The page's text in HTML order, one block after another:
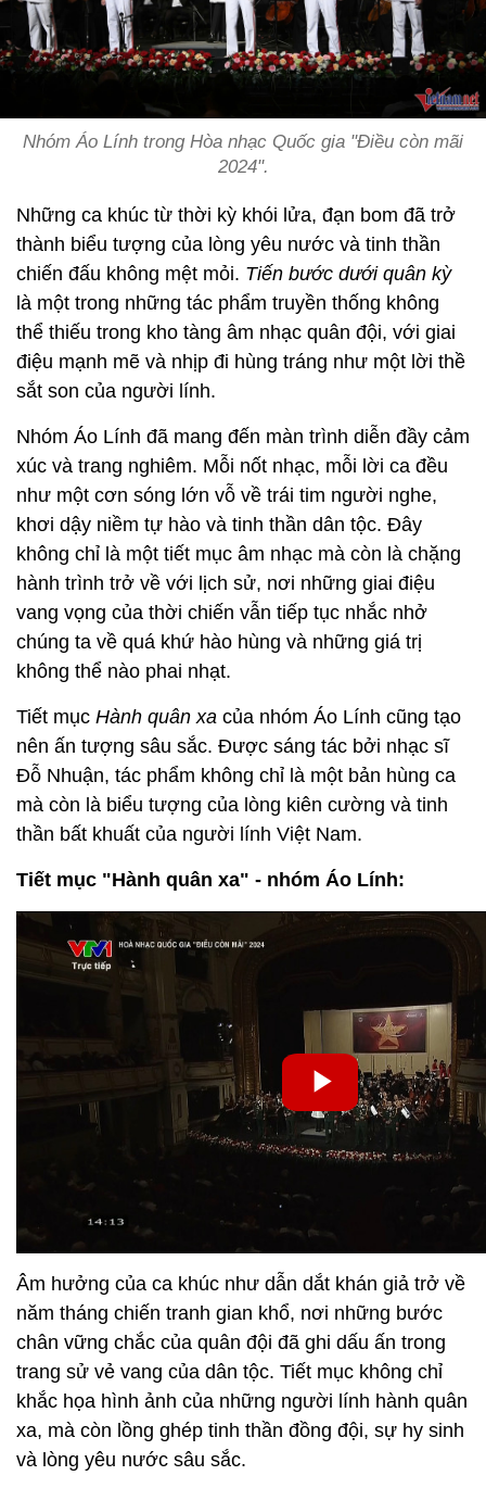
Nhóm Áo Lính trong Hòa nhạc Quốc gia "Điều còn mãi
2024".
Những ca khúc từ thời kỳ khói lửa, đạn bom đã trở
thành biểu tượng của lòng yêu nước và tinh thần
chiến đấu không mệt mỏi. Tiến bước dưới quân kỳ
là một trong những tác phẩm truyền thống không
thể thiếu trong kho tàng âm nhạc quân đội, với giai
điệu mạnh mẽ và nhịp đi hùng tráng như một lời thề
sắt son của người lính.
Nhóm Áo Lính đã mang đến màn trình diễn đầy cảm
xúc và trang nghiêm. Mỗi nốt nhạc, mỗi lời ca đều
như một cơn sóng lớn vỗ về trái tim người nghe,
khơi dậy niềm tự hào và tinh thần dân tộc. Đây
không chỉ là một tiết mục âm nhạc mà còn là chặng
hành trình trở về với lịch sử, nơi những giai điệu
vang vọng của thời chiến vẫn tiếp tục nhắc nhở
chúng ta về quá khứ hào hùng và những giá trị
không thể nào phai nhạt.
Tiết mục Hành quân xa của nhóm Áo Lính cũng tạo
nên ấn tượng sâu sắc. Được sáng tác bởi nhạc sĩ
Đỗ Nhuận, tác phẩm không chỉ là một bản hùng ca
mà còn là biểu tượng của lòng kiên cường và tinh
thần bất khuất của người lính Việt Nam.
Tiết mục "Hành quân xa" - nhóm Áo Lính:
Âm hưởng của ca khúc như dẫn dắt khán giả trở về
năm tháng chiến tranh gian khổ, nơi những bước
chân vững chắc của quân đội đã ghi dấu ấn trong
trang sử vẻ vang của dân tộc. Tiết mục không chỉ
khắc họa hình ảnh của những người lính hành quân
xa, mà còn lồng ghép tinh thần đồng đội, sự hy sinh
và lòng yêu nước sâu sắc.